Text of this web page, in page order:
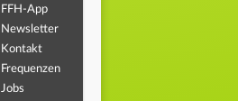
FFH-App
Newsletter
Kontakt
Frequenzen
Jobs